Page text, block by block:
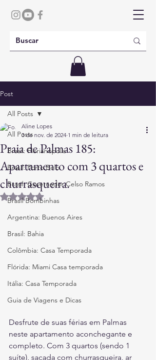
Post
All Posts
Brasil: Florianópolis
Brasil: Porto Belo
Brasil: Governador Celso Ramos
Brasil Bombinhas
Argentina: Buenos Aires
Brasil: Bahia
Colômbia: Casa Temporada
Flórida: Miami Casa temporada
Itália: Casa Temporada
Guia de Viagens e Dicas
All Posts
Praia de Palmas 185:
Apartamento com 3 quartos e
churrasqueira.
Aline Lopes
3 de nov. de 2024 1 min de leitura
Avaliado com NaN de 5 estrelas.
Desfrute de suas férias em Palmas
neste apartamento aconchegante e
completo. Com 3 quartos (sendo 1
suíte), sacada com churrasqueira, ar